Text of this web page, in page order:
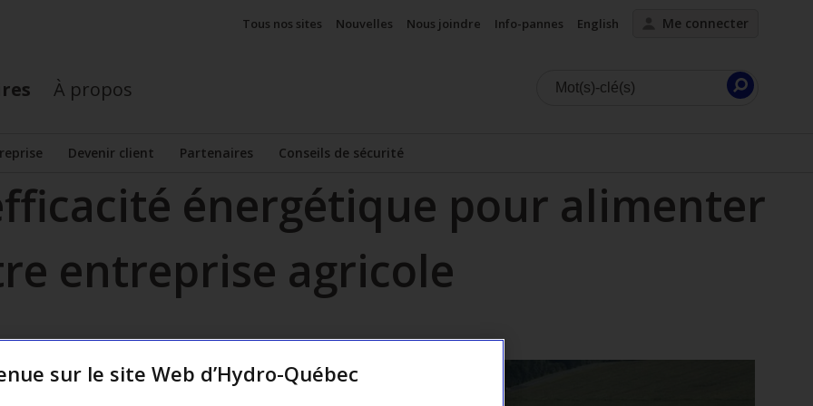
Tous nos sites Nouvelles Nous joindre Info-pannes English Me connecter
À propos
Lancer
Devenir client Partenaires Conseils de sécurité
énergétique pour alimenter
entreprise agricole
sur le site Web d’Hydro-Québec